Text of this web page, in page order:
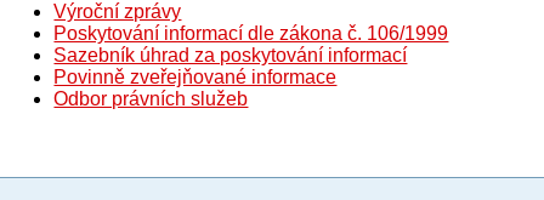
Výroční zprávy
Poskytování informací dle zákona č. 106/1999
Sazebník úhrad za poskytování informací
Povinně zveřejňované informace
Odbor právních služeb